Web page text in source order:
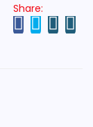
Share: